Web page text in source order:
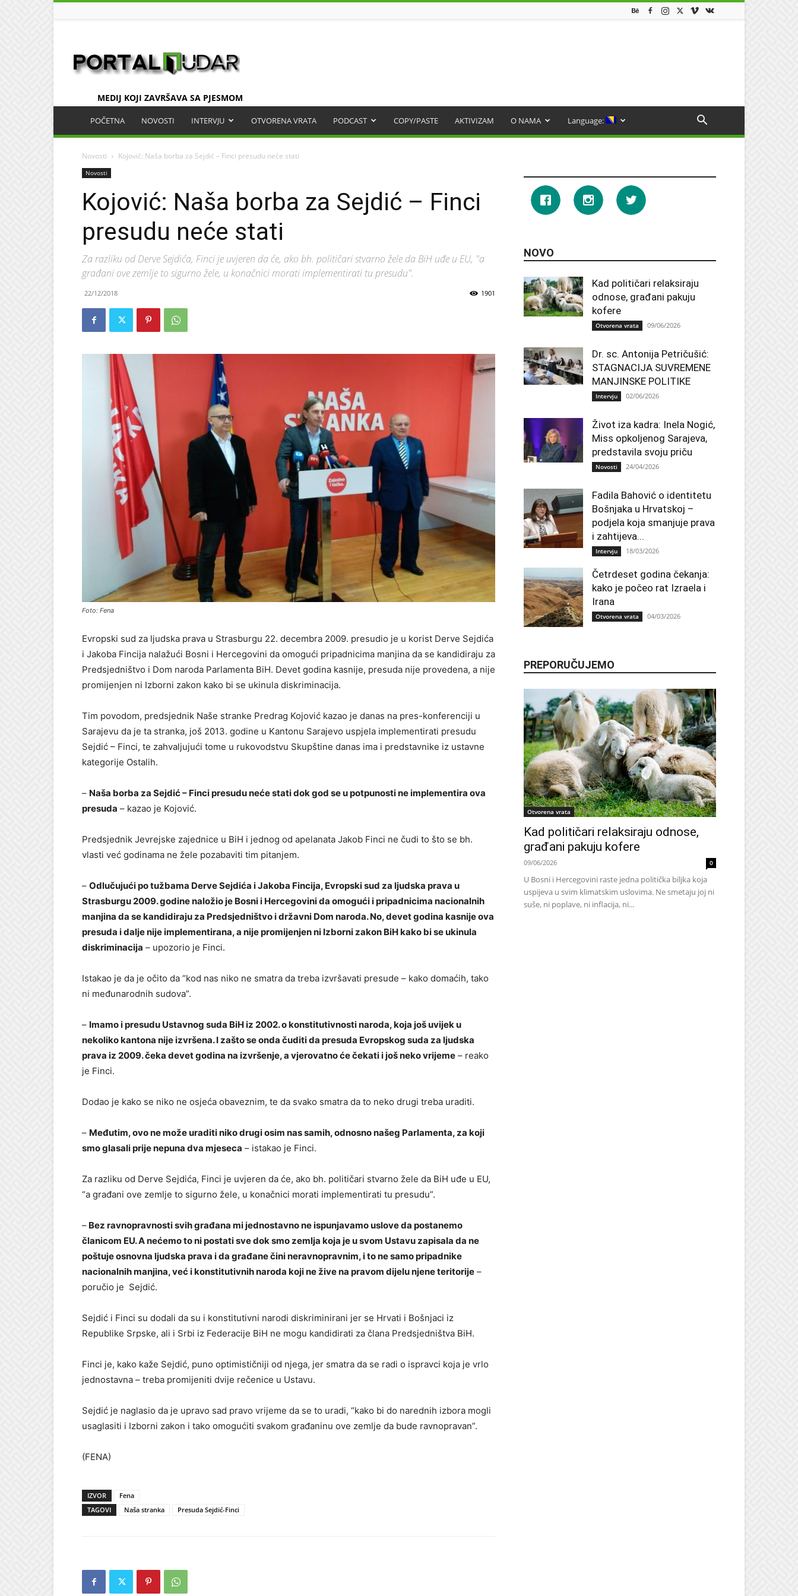
MEDIJ KOJI ZAVRŠAVA SA PJESMOM
POČETNA NOVOSTI INTERVJU OTVORENA VRATA PODCAST COPY/PASTE AKTIVIZAM O NAMA Language:
Novosti Kojović: Naša borba za Sejdić – Finci presudu neće stati
Novosti
Kojović: Naša borba za Sejdić – Finci
presudu neće stati
Za razliku od Derve Sejdića, Finci je uvjeren da će, ako bh. političari stvarno žele da BiH uđe u EU, "a
građani ove zemlje to sigurno žele, u konačnici morati implementirati tu presudu".
22/12/2018 1901
Foto: Fena
Evropski sud za ljudska prava u Strasburgu 22. decembra 2009. presudio je u korist Derve Sejdića
i Jakoba Fincija nalažući Bosni i Hercegovini da omogući pripadnicima manjina da se kandidiraju za
Predsjedništvo i Dom naroda Parlamenta BiH. Devet godina kasnije, presuda nije provedena, a nije
promijenjen ni Izborni zakon kako bi se ukinula diskriminacija.
Tim povodom, predsjednik Naše stranke Predrag Kojović kazao je danas na pres-konferenciji u
Sarajevu da je ta stranka, još 2013. godine u Kantonu Sarajevo uspjela implementirati presudu
Sejdić – Finci, te zahvaljujući tome u rukovodstvu Skupštine danas ima i predstavnike iz ustavne
kategorije Ostalih.
– Naša borba za Sejdić – Finci presudu neće stati dok god se u potpunosti ne implementira ova
presuda – kazao je Kojović.
Predsjednik Jevrejske zajednice u BiH i jednog od apelanata Jakob Finci ne čudi to što se bh.
vlasti već godinama ne žele pozabaviti tim pitanjem.
– Odlučujući po tužbama Derve Sejdića i Jakoba Fincija, Evropski sud za ljudska prava u
Strasburgu 2009. godine naložio je Bosni i Hercegovini da omogući i pripadnicima nacionalnih
manjina da se kandidiraju za Predsjedništvo i državni Dom naroda. No, devet godina kasnije ova
presuda i dalje nije implementirana, a nije promijenjen ni Izborni zakon BiH kako bi se ukinula
diskriminacija – upozorio je Finci.
Istakao je da je očito da “kod nas niko ne smatra da treba izvršavati presude – kako domaćih, tako
ni međunarodnih sudova”.
– Imamo i presudu Ustavnog suda BiH iz 2002. o konstitutivnosti naroda, koja još uvijek u
nekoliko kantona nije izvršena. I zašto se onda čuditi da presuda Evropskog suda za ljudska
prava iz 2009. čeka devet godina na izvršenje, a vjerovatno će čekati i još neko vrijeme – reako
je Finci.
Dodao je kako se niko ne osjeća obaveznim, te da svako smatra da to neko drugi treba uraditi.
– Međutim, ovo ne može uraditi niko drugi osim nas samih, odnosno našeg Parlamenta, za koji
smo glasali prije nepuna dva mjeseca – istakao je Finci.
Za razliku od Derve Sejdića, Finci je uvjeren da će, ako bh. političari stvarno žele da BiH uđe u EU,
“a građani ove zemlje to sigurno žele, u konačnici morati implementirati tu presudu”.
– Bez ravnopravnosti svih građana mi jednostavno ne ispunjavamo uslove da postanemo
članicom EU. A nećemo to ni postati sve dok smo zemlja koja je u svom Ustavu zapisala da ne
poštuje osnovna ljudska prava i da građane čini neravnopravnim, i to ne samo pripadnike
nacionalnih manjina, već i konstitutivnih naroda koji ne žive na pravom dijelu njene teritorije –
poručio je Sejdić.
Sejdić i Finci su dodali da su i konstitutivni narodi diskriminirani jer se Hrvati i Bošnjaci iz
Republike Srpske, ali i Srbi iz Federacije BiH ne mogu kandidirati za člana Predsjedništva BiH.
Finci je, kako kaže Sejdić, puno optimističniji od njega, jer smatra da se radi o ispravci koja je vrlo
jednostavna – treba promijeniti dvije rečenice u Ustavu.
Sejdić je naglasio da je upravo sad pravo vrijeme da se to uradi, “kako bi do narednih izbora mogli
usaglasiti i Izborni zakon i tako omogućiti svakom građaninu ove zemlje da bude ravnopravan”.
(FENA)
IZVOR
Fena
TAGOVI
Naša stranka Presuda Sejdić-Finci
NOVO
Kad političari relaksiraju
odnose, građani pakuju
kofere
Otvorena vrata 09/06/2026
Dr. sc. Antonija Petričušić:
STAGNACIJA SUVREMENE
MANJINSKE POLITIKE
Intervju 02/06/2026
Život iza kadra: Inela Nogić,
Miss opkoljenog Sarajeva,
predstavila svoju priču
Novosti 24/04/2026
Fadila Bahović o identitetu
Bošnjaka u Hrvatskoj –
podjela koja smanjuje prava
i zahtijeva...
Intervju 18/03/2026
Četrdeset godina čekanja:
kako je počeo rat Izraela i
Irana
Otvorena vrata 04/03/2026
PREPORUČUJEMO
Otvorena vrata
Kad političari relaksiraju odnose,
građani pakuju kofere
09/06/2026 0
U Bosni i Hercegovini raste jedna politička biljka koja
uspijeva u svim klimatskim uslovima. Ne smetaju joj ni
suše, ni poplave, ni inflacija, ni...